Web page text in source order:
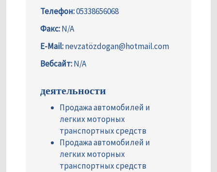
Телефон:05338656068
Факс:N/A
E-Mail:nevzatözdogan@hotmail.com
Вебсайт:N/A
деятельности
Продажа автомобилей и
легких моторных
транспортных средств
Продажа автомобилей и
легких моторных
транспортных средств